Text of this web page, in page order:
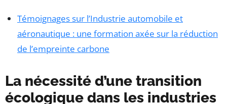
Témoignages sur l’Industrie automobile et
aéronautique : une formation axée sur la réduction
de l’empreinte carbone
La nécessité d’une transition
écologique dans les industries